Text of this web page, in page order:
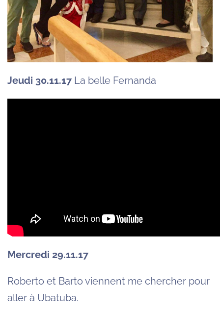
Jeudi 30.11.17 La belle Fernanda
Mercredi 29.11.17
Roberto et Barto viennent me chercher pour
aller à Ubatuba.